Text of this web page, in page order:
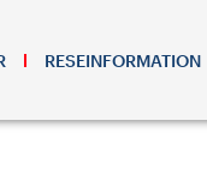
RESEINFORMATION